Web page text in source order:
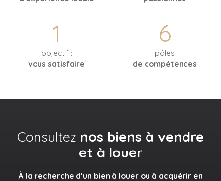
1
objectif :
vous satisfaire
6
pôles
de compétences
Consultez nos biens à vendre
et à louer
À la recherche d’un bien à louer ou à acquérir en